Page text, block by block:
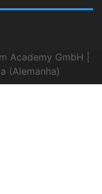
Academy GmbH |
(Alemanha)